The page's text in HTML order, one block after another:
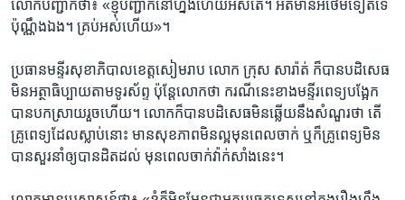
លោក​បញ្ជាក់​ថា៖ «ខ្ញុំ​បញ្ជាក់​នៅ​ហ្នឹង​ហើយ​អស់​តើ។ អត់​មានអី​ថែម​ទៀត​ទេ
ប៉ុណ្ណឹង​ឯង។ គ្រប់​អស់​ហើយ»។
ប្រធាន​មន្ទីរ​សុខាភិបាល​ខេត្ត​សៀមរាប​ លោក​ ក្រុស សារ៉ាត់ ក៏​បាន​បដិសេធ​
មិន​អត្ថាធិប្បាយ​តាម​ទូរស័ព្ទ ប៉ុន្តែ​លោក​ថា ​ករណី​នេះ​ខាង​មន្ទីរ​ពេទ្យ​បង្អែក​
បានបក​ស្រាយ​រួច​ហើយ។ លោក​ក៏​បាន​បដិសេធ​មិន​ឆ្លើយ​នឹង​សំណួរ​ថា​ តើ​
គ្រូពេទ្យ​ដែល​ស្លាប់​នោះ មាន​សុខភាព​មិន​ល្អ​មុន​ពេល​ចាក់ ឬ​ក៏​គ្រូ​ពេទ្យ​មិន​
បាន​សួរ​នាំ​ឲ្យ​បាន​ដិត​ដល់ មុន​ពេល​ចាក់​វ៉ាក់​សាំង​នេះ។